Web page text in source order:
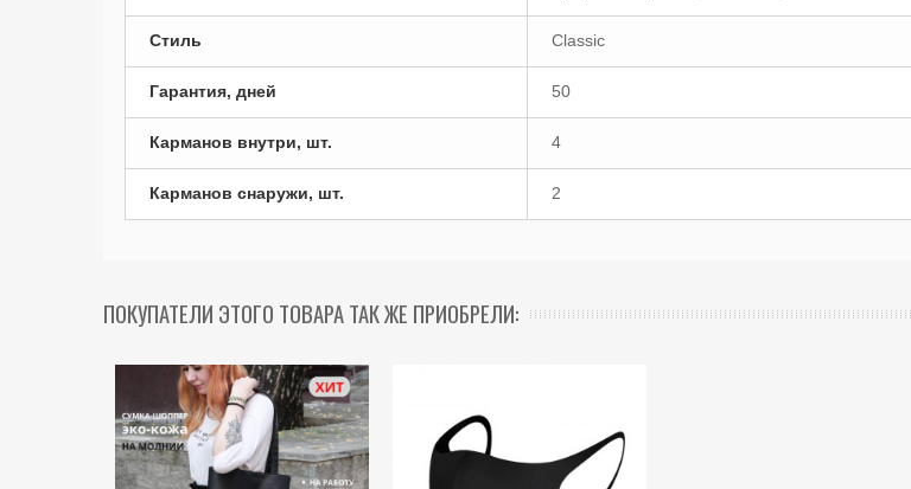
Стиль Classic
Гарантия, дней 50
Карманов внутри, шт. 4
Карманов снаружи, шт. 2
ПОКУПАТЕЛИ ЭТОГО ТОВАРА ТАК ЖЕ ПРИОБРЕЛИ: